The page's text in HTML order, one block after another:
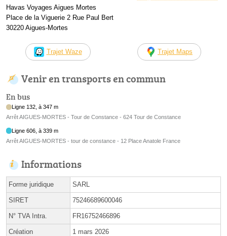
Havas Voyages Aigues Mortes
Place de la Viguerie 2 Rue Paul Bert
30220 Aigues-Mortes
Trajet Waze Trajet Maps
Venir en transports en commun
En bus
Ligne 132, à 347 m
Arrêt AIGUES-MORTES - Tour de Constance - 624 Tour de Constance
Ligne 606, à 339 m
Arrêt AIGUES-MORTES - tour de constance - 12 Place Anatole France
Informations
Forme juridique SARL
SIRET 75246689600046
N° TVA Intra. FR16752466896
Création 1 mars 2026